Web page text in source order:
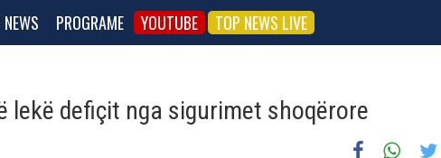
PROGRAME YOUTUBE TOP NEWS LIVE
lekë defiçit nga sigurimet shoqërore